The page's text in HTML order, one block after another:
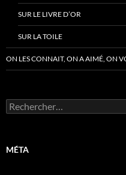
SUR LE LIVRE D’OR
SUR LA TOILE
ON LES CONNAIT, ON A AIMÉ, ON
Rechercher :
MÉTA